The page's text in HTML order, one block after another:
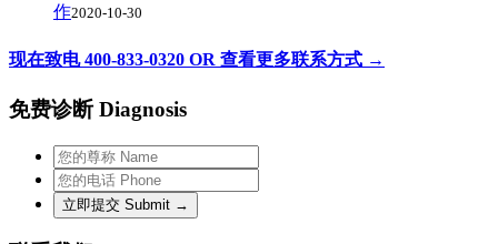
作2020-10-30
现在致电 400-833-0320 OR 查看更多联系方式 →
免费诊断 Diagnosis